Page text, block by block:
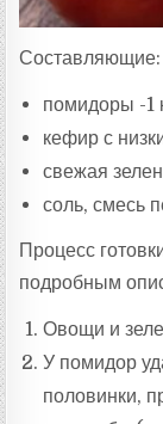
Составляющие:
помидоры -1
кефир с
свежая
соль, смесь
Процесс
подробным
Овощи и
У помидор
половинки,